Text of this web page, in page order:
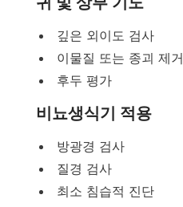
깊은 외이도 검사
이물질 또는 종괴 제거
후두 평가
비뇨생식기 적용
방광경 검사
질경 검사
최소 침습적 진단